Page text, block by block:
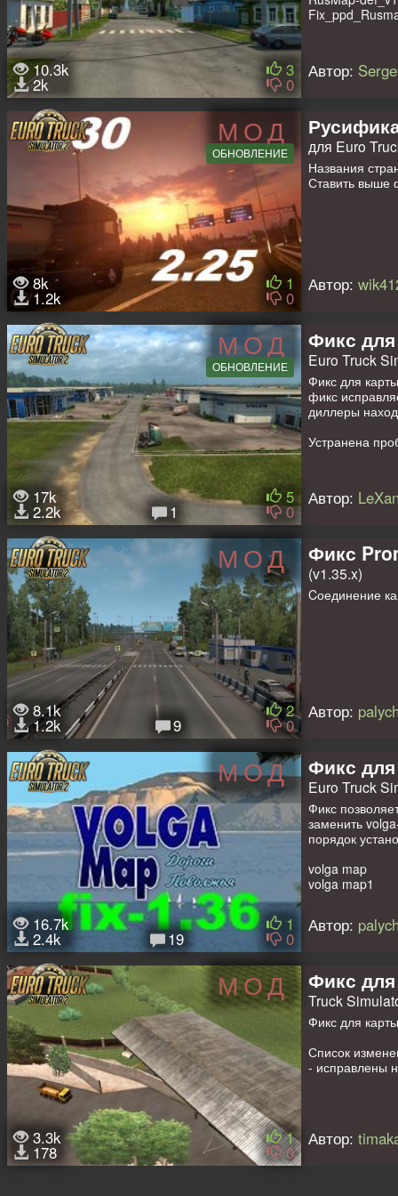
10.3k
2k
3
0
Автор:
МОД
ОБНОВЛЕНИЕ
8k
1.2k
1
0
для Euro
Названия
Ставить выше
Автор:
МОД
ОБНОВЛЕНИЕ
17k
2.2k 1
5
0
Фикс
Euro Truck
Фикс для
фикс
диллеры
Устранена
Автор:
МОД
8.1k
1.2k 9
2
0
Фикс
(v1.35.x)
Cоединение
Автор: palych
МОД
16.7k
2.4k 19
1
0
Фикс
Euro Truck
Фикс
заменить
порядок
volga map
volga map1
rusmap map
volga def-fix
так же
Автор: palych
МОД
3.3k
178
1
0
Фикс
Truck
Фикс для
Список
- исправлены
Автор: